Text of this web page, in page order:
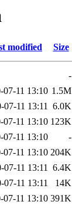
modified Size
-
07-11 13:10 1.5M
07-11 13:11 6.0K
07-11 13:10 123K
07-11 13:10
-
07-11 13:10 204K
07-11 13:11 6.4K
07-11 13:11
14K
07-11 13:10 391K